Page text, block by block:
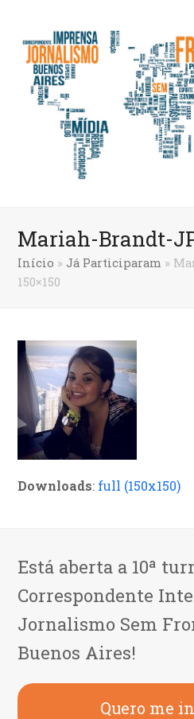
Mariah-Brandt-
Início »Já Participaram »
150×150
Downloads: full (150x150)
Está aberta a 10ª
Correspondente
Jornalismo Sem
Buenos Aires!
Quero me